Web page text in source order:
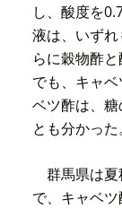
し、酸度を
液は、いず
らに穀物酢
でも、キャ
ベツ酢は、
とも分かった
群馬県は夏
で、キャベ